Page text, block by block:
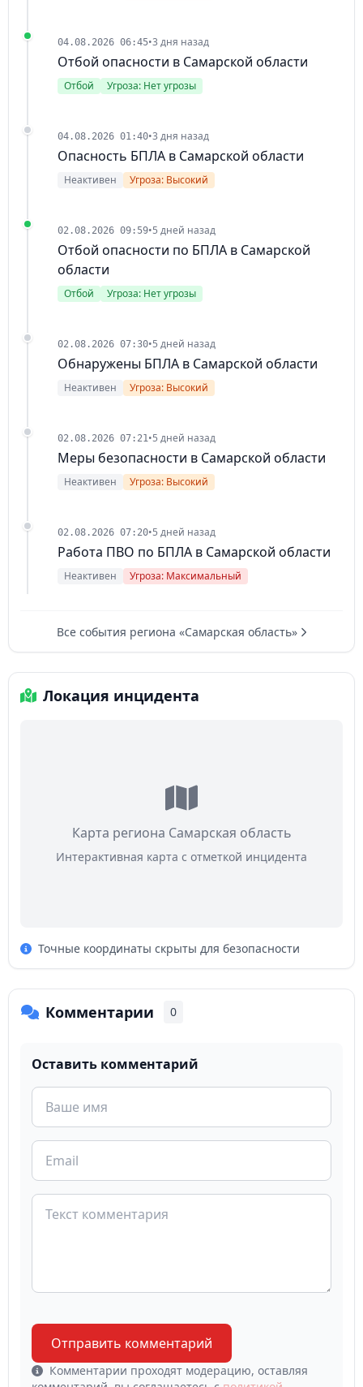
04.08.2026 06:45•3 дня назад
Отбой опасности в Самарской области
Отбой Угроза: Нет угрозы
04.08.2026 01:40•3 дня назад
Опасность БПЛА в Самарской области
Неактивен Угроза: Высокий
02.08.2026 09:59•5 дней назад
Отбой опасности по БПЛА в Самарской
области
Отбой Угроза: Нет угрозы
02.08.2026 07:30•5 дней назад
Обнаружены БПЛА в Самарской области
Неактивен Угроза: Высокий
02.08.2026 07:21•5 дней назад
Меры безопасности в Самарской области
Неактивен Угроза: Высокий
02.08.2026 07:20•5 дней назад
Работа ПВО по БПЛА в Самарской области
Неактивен Угроза: Максимальный
Все события региона «Самарская область»
Локация инцидента
Карта региона Самарская область
Интерактивная карта с отметкой инцидента
Точные координаты скрыты для безопасности
Комментарии 0
Оставить комментарий
Отправить комментарий
Комментарии проходят модерацию, оставляя